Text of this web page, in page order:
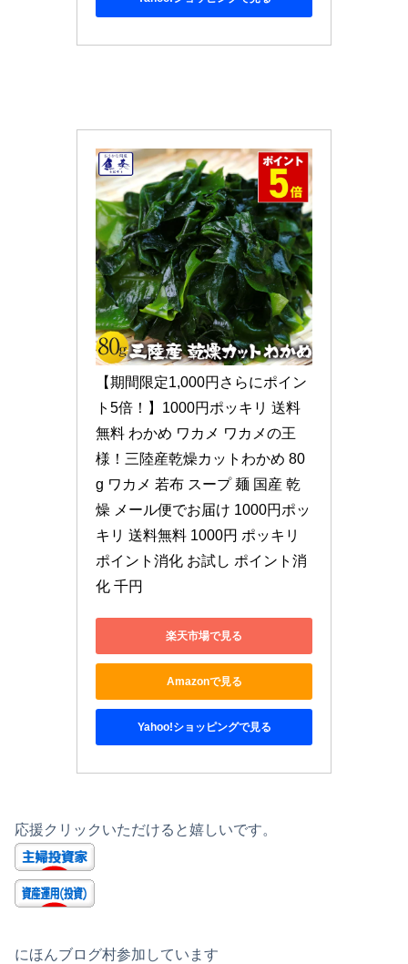
【期間限定1,000円さらにポイン
ト5倍！】1000円ポッキリ 送料
無料 わかめ ワカメ ワカメの王
様！三陸産乾燥カットわかめ 80
g ワカメ 若布 スープ 麺 国産 乾
燥 メール便でお届け 1000円ポッ
キリ 送料無料 1000円 ポッキリ
ポイント消化 お試し ポイント消
化 千円
楽天市場で見る
Amazonで見る
Yahoo!ショッピングで見る
応援クリックいただけると嬉しいです。
にほんブログ村参加しています